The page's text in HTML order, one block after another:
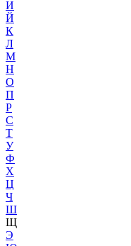
И
Й
К
Л
М
Н
О
П
Р
С
Т
У
Ф
Х
Ц
Ч
Ш
Щ
Э